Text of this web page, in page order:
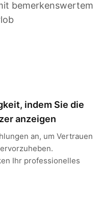
bemerkenswertem
indem Sie die
anzeigen
an, um Vertrauen
Ihr professionelles